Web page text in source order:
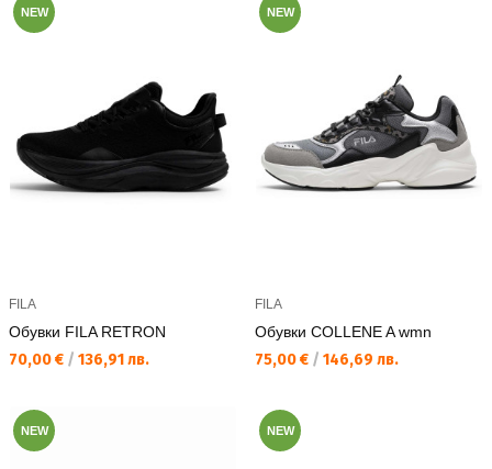
NEW
FILA
Обувки FILA RETRON
Текуща цена:
70,00 € / 136,91 лв.
NEW
FILA
Обувки COLLENE A wmn
Текуща цена:
75,00 € / 146,69 лв.
NEW NEW